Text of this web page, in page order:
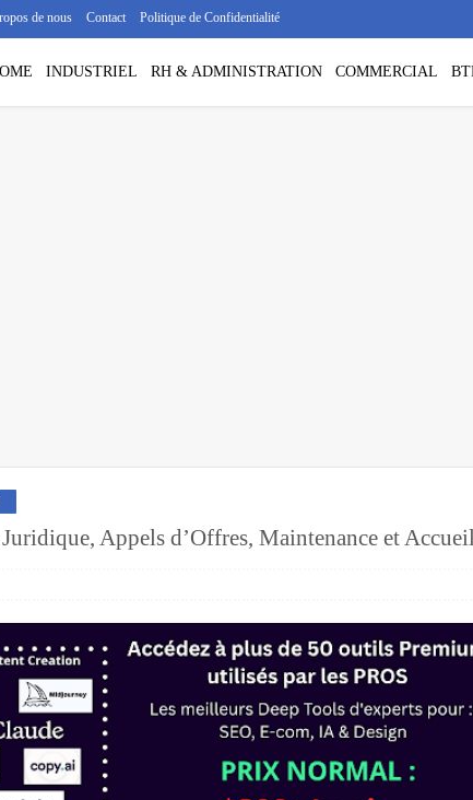
de nous Contact Politique de Confidentialité
INDUSTRIEL RH & ADMINISTRATION COMMERCIAL
Appels d’Offres, Maintenance et